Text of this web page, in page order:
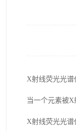
X射线荧光光谱
当一个元素被
X射线荧光光谱